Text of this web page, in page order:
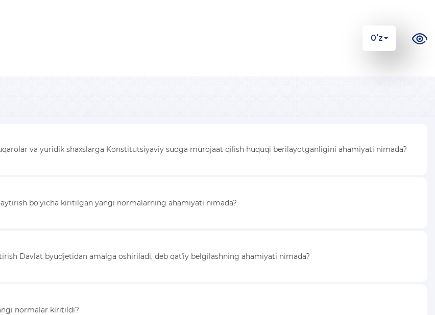
O‘z
va yuridik shaxslarga Konstitutsiyaviy sudga murojaat qilish huquqi berilayotganligini ahamiyati nimada?
bo‘yicha kiritilgan yangi normalarning ahamiyati nimada?
Davlat byudjetidan amalga oshiriladi, deb qatʼiy belgilashning ahamiyati nimada?
normalar kiritildi?